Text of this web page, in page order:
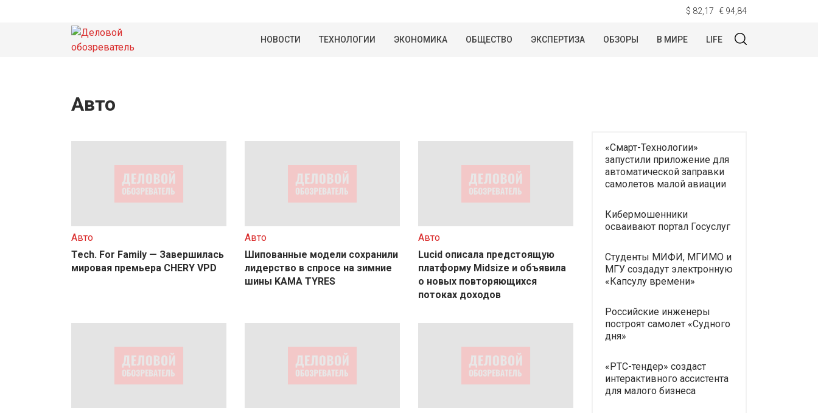
$ 82,17 € 94,84
НОВОСТИ ТЕХНОЛОГИИ ЭКОНОМИКА ОБЩЕСТВО ЭКСПЕРТИЗА ОБЗОРЫ В МИРЕ LIFE
Авто
Авто
Tech. For Family — Завершилась
мировая премьера CHERY VPD
Авто
Шипованные модели сохранили
лидерство в спросе на зимние
шины KAMA TYRES
Авто
Lucid описала предстоящую
платформу Midsize и объявила
о новых повторяющихся
потоках доходов
«Смарт-Технологии»
запустили приложение для
автоматической заправки
самолетов малой авиации
Кибермошенники
осваивают портал Госуслуг
Студенты МИФИ, МГИМО и
МГУ создадут электронную
«Капсулу времени»
Российские инженеры
построят самолет «Судного
дня»
«РТС-тендер» создаст
интерактивного ассистента
для малого бизнеса